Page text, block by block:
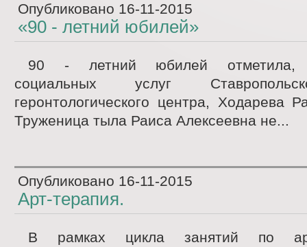
Опубликовано 16-11-2015
«90 - летний юбилей»
90 - летний юбилей отметила,
социальных услуг
геронтологического центра, Ходарева
Труженица тыла Раиса Алексеевна не...
Опубликовано 16-11-2015
Арт-терапия.
В рамках цикла занятий по